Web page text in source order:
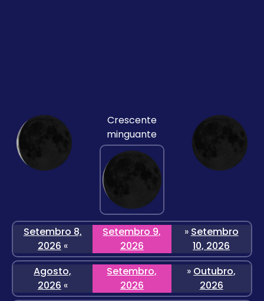
Crescente
minguante
Setembro 8,
2026 «
Setembro 9,
2026
» Setembro
10, 2026
Agosto,
2026 «
Setembro,
2026
» Outubro,
2026